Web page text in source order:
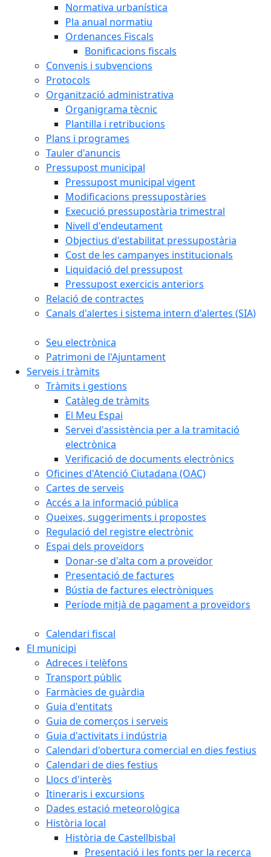
Normativa urbanística
Pla anual normatiu
Ordenances Fiscals
Bonificacions fiscals
Convenis i subvencions
Protocols
Organització administrativa
Organigrama tècnic
Plantilla i retribucions
Plans i programes
Tauler d'anuncis
Pressupost municipal
Pressupost municipal vigent
Modificacions pressupostàries
Execució pressupostària trimestral
Nivell d'endeutament
Objectius d'estabilitat pressupostària
Cost de les campanyes institucionals
Liquidació del pressupost
Pressupost exercicis anteriors
Relació de contractes
Canals d'alertes i sistema intern d'alertes (SIA)
Seu electrònica
Patrimoni de l'Ajuntament
Serveis i tràmits
Tràmits i gestions
Catàleg de tràmits
El Meu Espai
Servei d'assistència per a la tramitació
electrònica
Verificació de documents electrònics
Oficines d'Atenció Ciutadana (OAC)
Cartes de serveis
Accés a la informació pública
Queixes, suggeriments i propostes
Regulació del registre electrònic
Espai dels proveïdors
Donar-se d'alta com a proveïdor
Presentació de factures
Bústia de factures electròniques
Període mitjà de pagament a proveïdors
Calendari fiscal
El municipi
Adreces i telèfons
Transport públic
Farmàcies de guàrdia
Guia d'entitats
Guia de comerços i serveis
Guia d'activitats i indústria
Calendari d'obertura comercial en dies festius
Calendari de dies festius
Llocs d'interès
Itineraris i excursions
Dades estació meteorològica
Història local
Història de Castellbisbal
Presentació i les fonts per la recerca